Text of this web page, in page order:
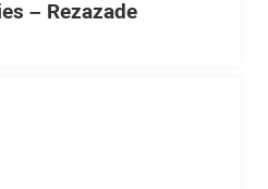
– Rezazade